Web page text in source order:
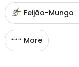
Feijão-Mungo
More